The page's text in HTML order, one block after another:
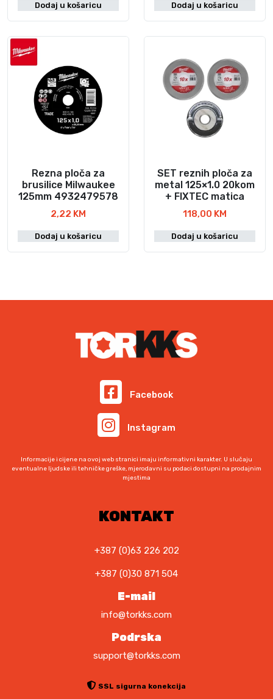
Dodaj u košaricu Dodaj u košaricu
Rezna ploča za
brusilice Milwaukee
125mm 4932479578
2,22 KM
Dodaj u košaricu
SET reznih ploča za
metal 125×1.0 20kom
+ FIXTEC matica
118,00 KM
Dodaj u košaricu
Facebook
Instagram
Informacije i cijene na ovoj web stranici imaju informativni karakter. U slučaju
eventualne ljudske ili tehničke greške, mjerodavni su podaci dostupni na prodajnim
mjestima
KONTAKT
+387 (0)63 226 202
+387 (0)30 871 504
E-mail
info@torkks.com
Podrska
support@torkks.com
SSL sigurna konekcija